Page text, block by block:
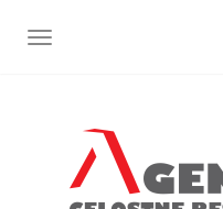
TOGGLE NAVIGATION